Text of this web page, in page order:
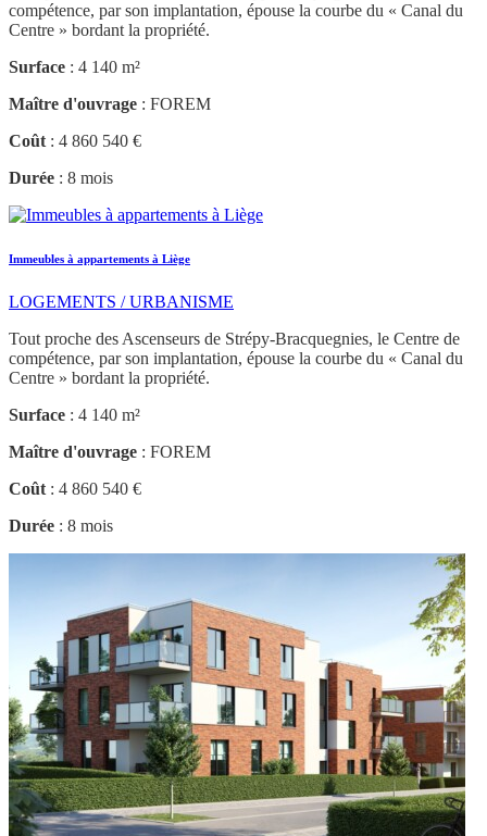
compétence, par son implantation, épouse la courbe du « Canal du
Centre » bordant la propriété.
Surface : 4 140 m²
Maître d'ouvrage : FOREM
Coût : 4 860 540 €
Durée : 8 mois
Immeubles à appartements à Liège
LOGEMENTS / URBANISME
Tout proche des Ascenseurs de Strépy-Bracquegnies, le Centre de
compétence, par son implantation, épouse la courbe du « Canal du
Centre » bordant la propriété.
Surface : 4 140 m²
Maître d'ouvrage : FOREM
Coût : 4 860 540 €
Durée : 8 mois